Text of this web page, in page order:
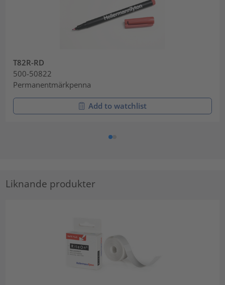
T82R-RD
500-50822
Permanentmärkpenna
Add to watchlist
Liknande produkter